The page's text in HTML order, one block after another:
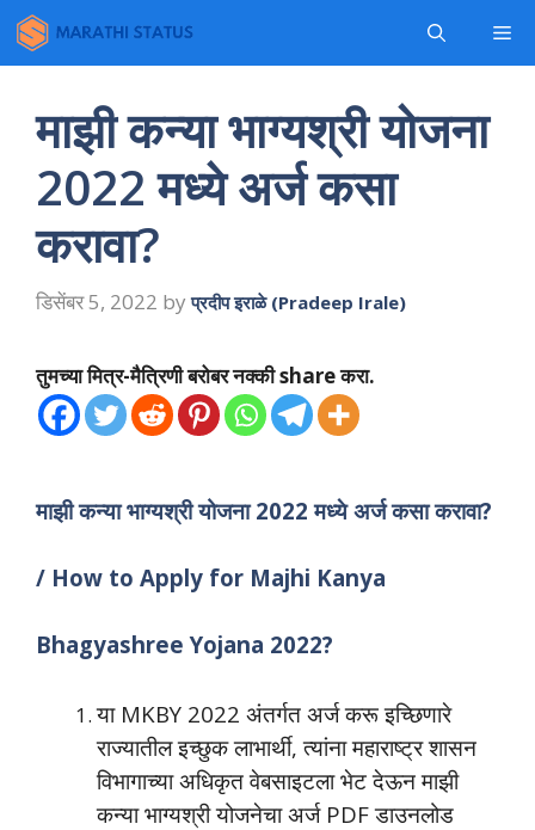
Skip
to
content
माझी कन्या भाग्यश्री योजना
2022 मध्ये अर्ज कसा
करावा?
डिसेंबर 5, 2022 byप्रदीप इराळे (Pradeep Irale)
तुमच्या मित्र-मैत्रिणी बरोबर नक्की share करा.
माझी कन्या भाग्यश्री योजना 2022 मध्ये अर्ज कसा करावा?
/ How to Apply for Majhi Kanya
Bhagyashree Yojana 2022?
या MKBY 2022 अंतर्गत अर्ज करू इच्छिणारे
राज्यातील इच्छुक लाभार्थी, त्यांना महाराष्ट्र शासन
विभागाच्या अधिकृत वेबसाइटला भेट देऊन माझी
कन्या भाग्यश्री योजनेचा अर्ज PDF डाउनलोड